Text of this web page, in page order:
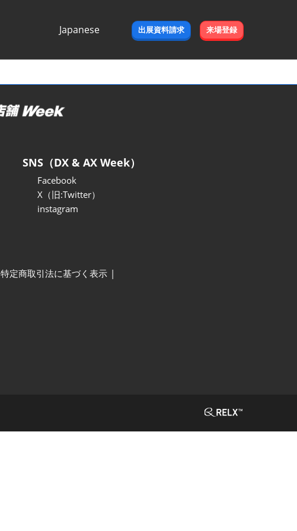
Japanese
出展資料請求 来場登録
SNS（DX & AX Week）
Facebook
X（旧:Twitter）
instagram
特定商取引法に基づく表示